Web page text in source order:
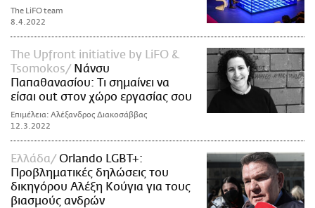
The LiFO team
8.4.2022
The Upfront initiative by LiFO &
Tsomokos
Νάνσυ
Παπαθανασίου: Τι σημαίνει να
είσαι out στον χώρο εργασίας σου
Επιμέλεια: Αλέξανδρος Διακοσάββας
12.3.2022
Ελλάδα
Orlando LGBT+:
Προβληματικές δηλώσεις του
δικηγόρου Αλέξη Κούγια για τους
βιασμούς ανδρών